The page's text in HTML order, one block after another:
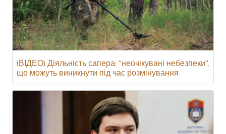
(ВІДЕО) Діяльність сапера: "неочікувані небезпеки",
що можуть виникнути під час розмінування